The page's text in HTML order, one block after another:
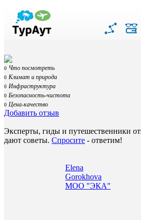
0 Что посмотреть
0 Климат и природа
0 Инфраструктура
0 Безопасность-чистота
0 Цена-качество
Добавить отзыв
Эксперты, гиды и путешественники
дают советы. Спросите - ответим!
Elena
Gorokhova
МОО "ЭКА"